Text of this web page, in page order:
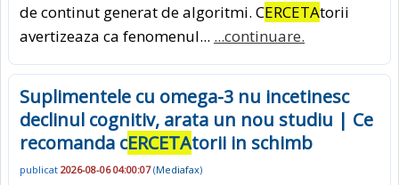
de continut generat de algoritmi. CERCETAtorii
avertizeaza ca fenomenul... ...continuare.
Suplimentele cu omega-3 nu incetinesc
declinul cognitiv, arata un nou studiu | Ce
recomanda cERCETAtorii in schimb
publicat 2026-08-06 04:00:07(Mediafax)